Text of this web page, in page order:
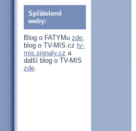
Spřátelené
weby:
Blog o FATYMu zde,
blog o TV-MIS.cz tv-
mis.signaly.cz a
další blog o TV-MIS
zde.